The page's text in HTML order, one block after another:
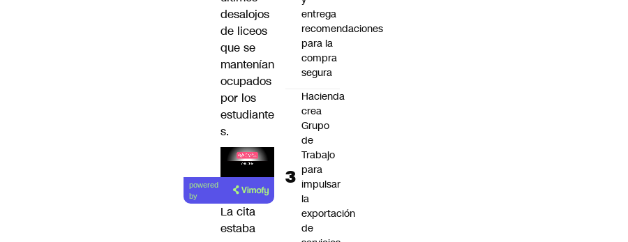
desalojos
de liceos
que se
mantenían
ocupados
por los
estudiante
s.
Lea el
artículo
powered
by
La cita
estaba
entrega
recomendaciones
para la
compra
segura
Hacienda
crea
Grupo
de
Trabajo
para
impulsar
la
exportación
de